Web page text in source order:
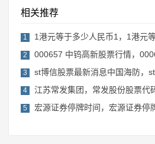
相关推荐
1 1港元等于多少人民币1，1港元
2 000657 中钨高新股票行情，
3 st博信股票最新消息中国海防，
4 江苏常发集团，常发股份股票代
5 宏源证券停牌时间，宏源证券停